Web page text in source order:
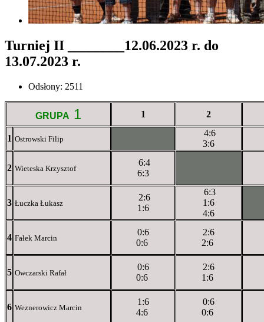
Turniej II ________12.06.2023 r. do
13.07.2023 r.
Odsłony: 2511
GRUPA 1 1 2
1 Ostrowski Filip
4:6
3:6
2 Wieteska Krzysztof
6:4
6:3
3 Łuczka Łukasz
2:6
1:6
6:3
1:6
4:6
4 Fałek Marcin
0:6
0:6
2:6
2:6
5 Owczarski Rafał
0:6
0:6
2:6
1:6
6 Weznerowicz Marcin
1:6
4:6
0:6
0:6